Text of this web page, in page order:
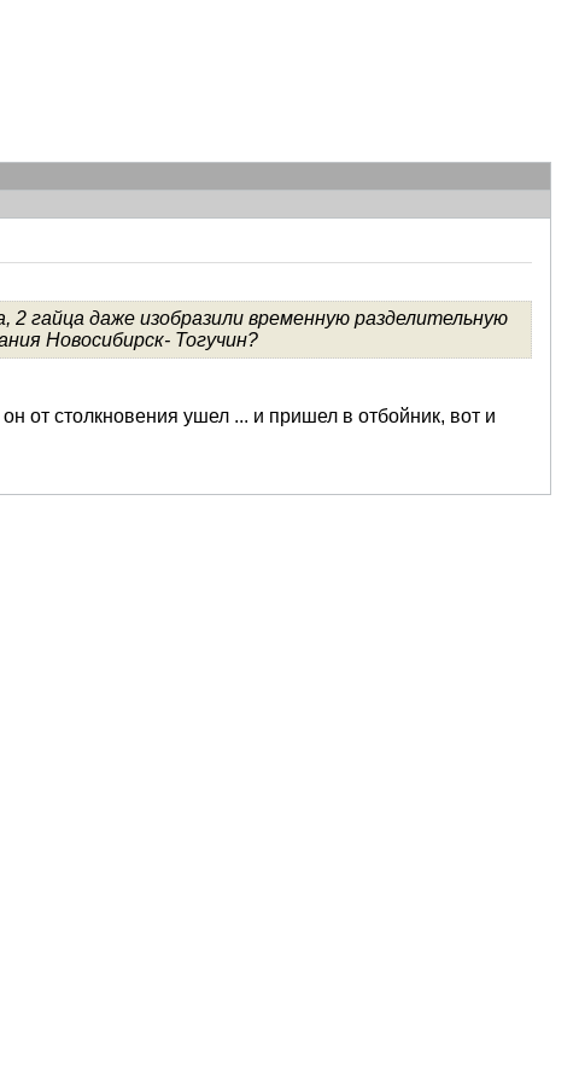
гайца даже изобразили временную разделительную
Новосибирск- Тогучин?
от столкновения ушел ... и пришел в отбойник, вот и